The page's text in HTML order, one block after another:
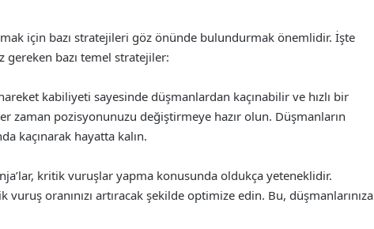
için bazı stratejileri göz önünde bulundurmak önemlidir. İşte
gereken bazı temel stratejiler:
kabiliyeti sayesinde düşmanlardan kaçınabilir ve hızlı bir
zaman pozisyonunuzu değiştirmeye hazır olun. Düşmanların
kaçınarak hayatta kalın.
kritik vuruşlar yapma konusunda oldukça yeteneklidir.
vuruş oranınızı artıracak şekilde optimize edin. Bu, düşmanlarınıza